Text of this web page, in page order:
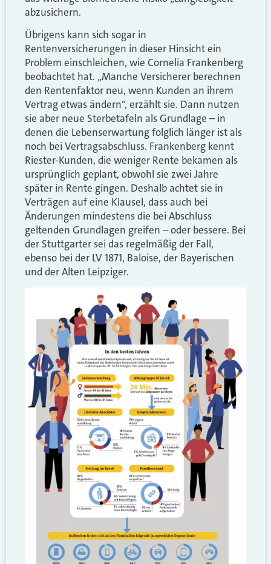
abzusichern.
Übrigens kann sich sogar in
Rentenversicherungen in dieser Hinsicht ein
Problem einschleichen, wie Cornelia Frankenberg
beobachtet hat. „Manche Versicherer berechnen
den Rentenfaktor neu, wenn Kunden an ihrem
Vertrag etwas ändern“, erzählt sie. Dann nutzen
sie aber neue Sterbetafeln als Grundlage – in
denen die Lebenserwartung folglich länger ist als
noch bei Vertragsabschluss. Frankenberg kennt
Riester-Kunden, die weniger Rente bekamen als
ursprünglich geplant, obwohl sie zwei Jahre
später in Rente gingen. Deshalb achtet sie in
Verträgen auf eine Klausel, dass auch bei
Änderungen mindestens die bei Abschluss
geltenden Grundlagen greifen – oder bessere. Bei
der Stuttgarter sei das regelmäßig der Fall,
ebenso bei der LV 1871, Baloise, der Bayerischen
und der Alten Leipziger.